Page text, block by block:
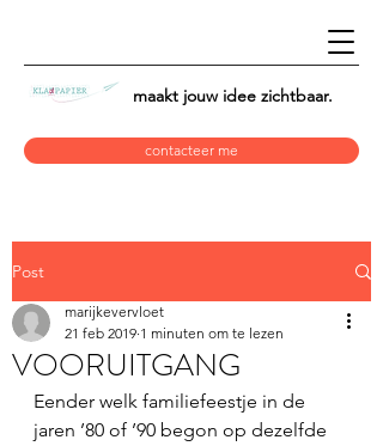
maakt jouw idee zichtbaar.
contacteer me
Post
VOORUITGANG
marijkevervloet
21 feb 2019 1 minuten om te lezen
Eender welk familiefeestje in de
jaren ’80 of ’90 begon op dezelfde